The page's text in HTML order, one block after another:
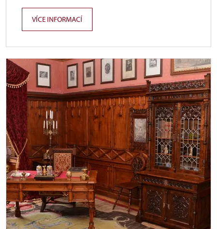
VÍCE INFORMACÍ